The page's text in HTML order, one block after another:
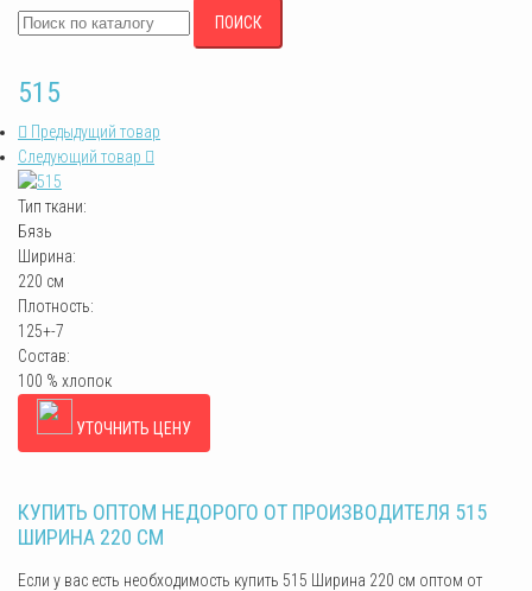
ПОИСК
515
Предыдущий товар
Следующий товар
Тип ткани:
Бязь
Ширина:
220 см
Плотность:
125+-7
Состав:
100 % хлопок
УТОЧНИТЬ ЦЕНУ
КУПИТЬ ОПТОМ НЕДОРОГО ОТ ПРОИЗВОДИТЕЛЯ 515
ШИРИНА 220 СМ
Если у вас есть необходимость купить 515 Ширина 220 см оптом от